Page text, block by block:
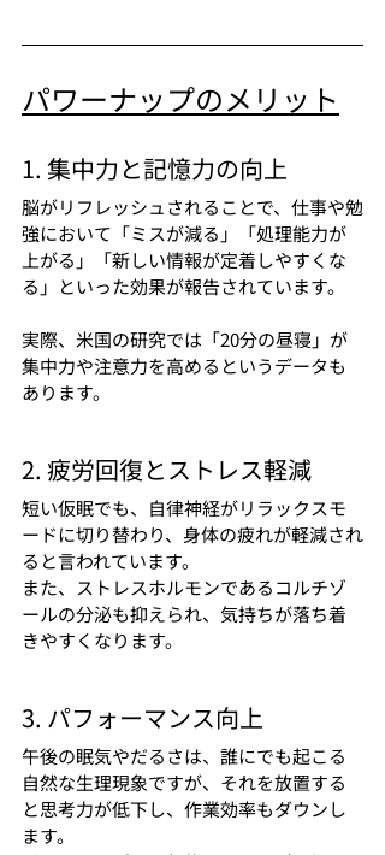
パワーナップのメリット
1. 集中力と記憶力の向上
脳がリフレッシュされることで、仕事や勉
強において「ミスが減る」「処理能力が
上がる」「新しい情報が定着しやすくな
る」といった効果が報告されています。
実際、米国の研究では「20分の昼寝」が
集中力や注意力を高めるというデータも
あります。
2. 疲労回復とストレス軽減
短い仮眠でも、自律神経がリラックスモ
ードに切り替わり、身体の疲れが軽減され
ると言われています。
また、ストレスホルモンであるコルチゾ
ールの分泌も抑えられ、気持ちが落ち着
きやすくなります。
3. パフォーマンス向上
午後の眠気やだるさは、誰にでも起こる
自然な生理現象ですが、それを放置する
と思考力が低下し、作業効率もダウンし
ます。